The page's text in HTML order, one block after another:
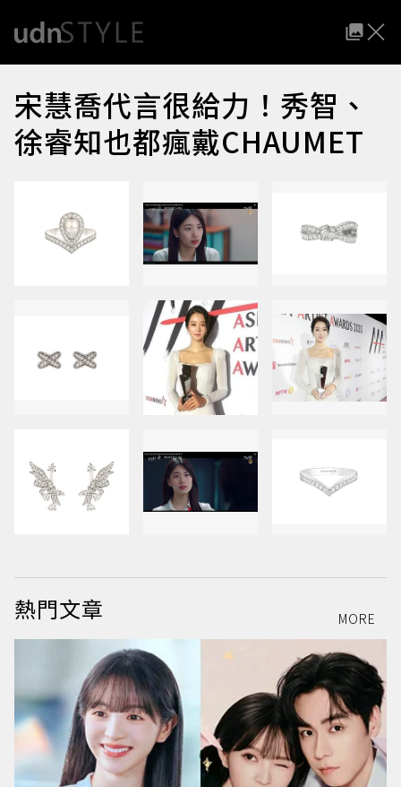
宋慧喬代言很給力！秀智、
徐睿知也都瘋戴CHAUMET
熱門文章 MORE